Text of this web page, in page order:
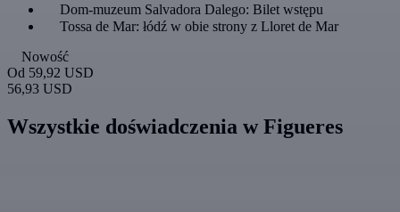
Dom-muzeum Salvadora Dalego: Bilet wstępu
Tossa de Mar: łódź w obie strony z Lloret de Mar
Nowość
Od 59,92 USD
56,93 USD
Wszystkie doświadczenia w Figueres